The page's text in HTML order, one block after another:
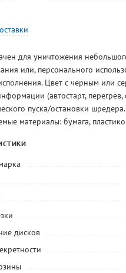
для уничтожения
или, персонального
Цвет с черным или
(автостарт,
пуска/остановки
материалы: бумага,
дисков